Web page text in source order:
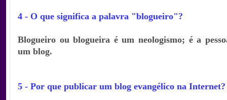
4 - O que significa a palavra "blogueiro"?
Blogueiro ou blogueira é um neologismo; é a
um blog.
5 - Por que publicar um blog evangélico na Internet?